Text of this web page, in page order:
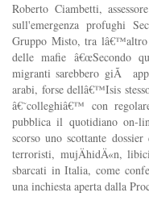
Roberto Ciambetti,
sull'emergenza profughi
Gruppo Misto, tra lâ€™altro
delle mafie â€œSecondo
migranti sarebbero giÃ
arabi, forse dellâ€™Isis
â€˜colleghiâ€™ con
pubblica il quotidiano on-
scorso uno scottante
terroristi, mujÄhidÄ«n,
sbarcati in Italia, come
una inchiesta aperta dalla